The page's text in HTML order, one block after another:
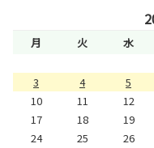
月 火 水
3
4 5
10
11 12
17
18 19
24
25 26